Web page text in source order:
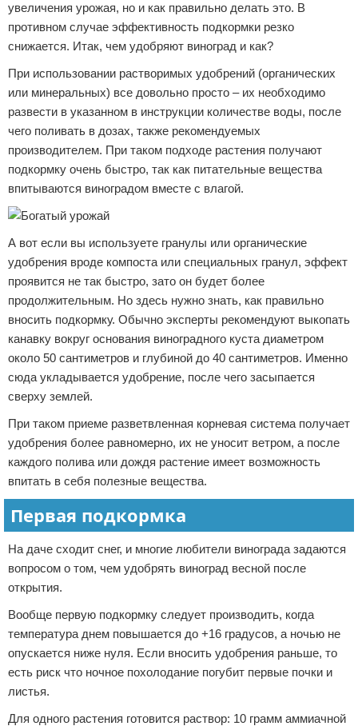
увеличения урожая, но и как правильно делать это. В
противном случае эффективность подкормки резко
снижается. Итак, чем удобряют виноград и как?
При использовании растворимых удобрений (органических
или минеральных) все довольно просто – их необходимо
развести в указанном в инструкции количестве воды, после
чего поливать в дозах, также рекомендуемых
производителем. При таком подходе растения получают
подкормку очень быстро, так как питательные вещества
впитываются виноградом вместе с влагой.
А вот если вы используете гранулы или органические
удобрения вроде компоста или специальных гранул, эффект
проявится не так быстро, зато он будет более
продолжительным. Но здесь нужно знать, как правильно
вносить подкормку. Обычно эксперты рекомендуют выкопать
канавку вокруг основания виноградного куста диаметром
около 50 сантиметров и глубиной до 40 сантиметров. Именно
сюда укладывается удобрение, после чего засыпается
сверху землей.
При таком приеме разветвленная корневая система получает
удобрения более равномерно, их не уносит ветром, а после
каждого полива или дождя растение имеет возможность
впитать в себя полезные вещества.
Первая подкормка
На даче сходит снег, и многие любители винограда задаются
вопросом о том, чем удобрять виноград весной после
открытия.
Вообще первую подкормку следует производить, когда
температура днем повышается до +16 градусов, а ночью не
опускается ниже нуля. Если вносить удобрения раньше, то
есть риск что ночное похолодание погубит первые почки и
листья.
Для одного растения готовится раствор: 10 грамм аммиачной